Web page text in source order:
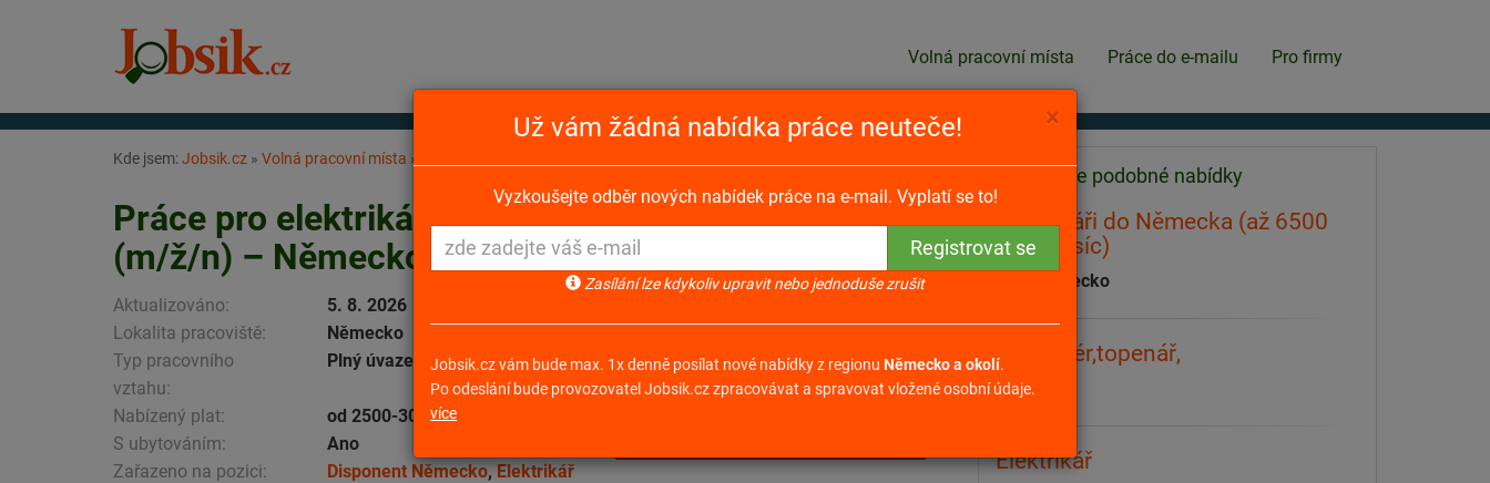
Volná pracovní místa Práce do e-mailu Pro firmy
Kde jsem:Jobsik.cz » Volná pracovní místa »
Práce pro elektrikáře – výroba a zapojení rozvaděčů
(m/ž/n) – Německo
Aktualizováno:
5. 8. 2026
Lokalita pracoviště:
Německo
Typ pracovního
vztahu:
Plný úvazek
Nabízený plat:
od 2500-3000 EUR/měs. netto
S ubytováním:
Ano
Zařazeno na pozici:
Disponent Německo,Elektrikář
×
Už vám žádná nabídka práce neuteče!
Vyzkoušejte odběr nových nabídek práce na e-mail. Vyplatí se to!
Zasílání lze kdykoliv upravit nebo jednoduše zrušit
Jobsik.cz vám bude max. 1x denně posílat nové nabídky z regionu Německo a okolí.
Po odeslání bude provozovatel Jobsik.cz zpracovávat a spravovat vložené osobní údaje.
více
Našli jsme podobné nabídky
Elektrikáři do Německa (až 6500
Eur/měsíc)
celé Německo
Instalatér,topenář,
Nemecko
Elektrikář